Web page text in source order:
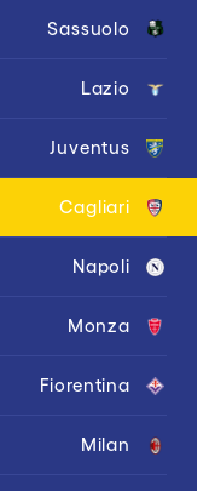
Sassuolo
Lazio
Juventus
Cagliari
Napoli
Monza
Fiorentina
Milan